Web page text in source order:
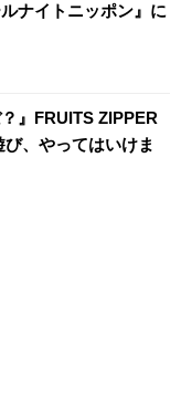
ナイトニッポン』に
』FRUITS ZIPPER
、やってはいけま